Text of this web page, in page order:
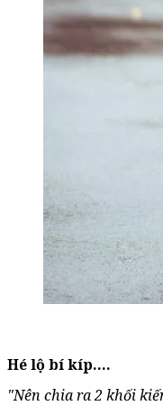
Hé lộ bí kíp….
"Nên chia ra 2 khối